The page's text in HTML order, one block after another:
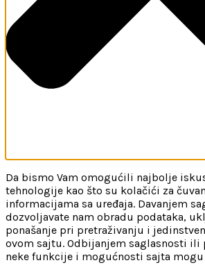
Da bismo Vam omogućili najbolje
tehnologije kao što su kolačići za
informacijama sa uređaja. Davanjem
dozvoljavate nam obradu podataka,
ponašanje pri pretraživanju i
ovom sajtu. Odbijanjem saglasnosti ili
neke funkcije i mogućnosti sajta